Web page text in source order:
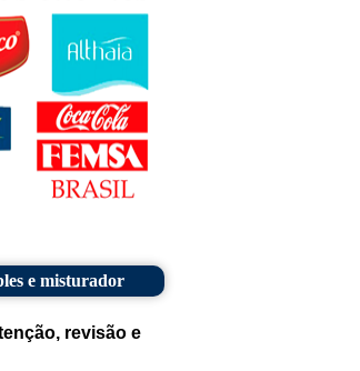
e misturador
revisão e